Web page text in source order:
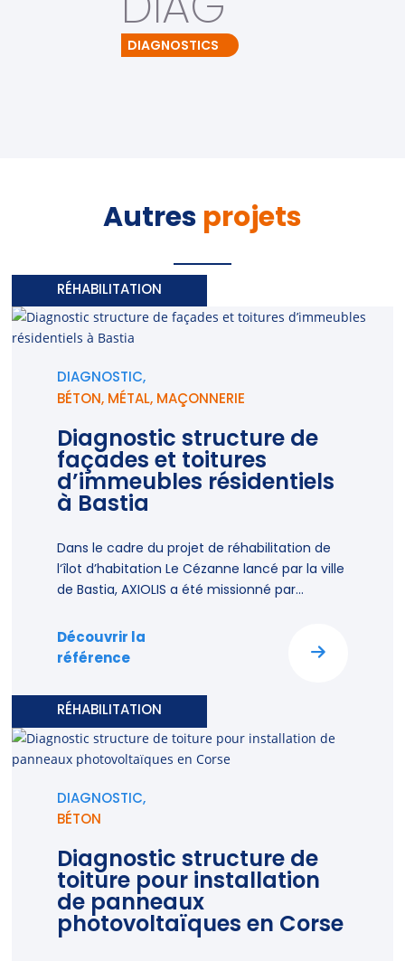
DIAG
DIAGNOSTICS
Autres projets
RÉHABILITATION
DIAGNOSTIC,
BÉTON, MÉTAL, MAÇONNERIE
Diagnostic structure de
façades et toitures
d’immeubles résidentiels
à Bastia
Dans le cadre du projet de réhabilitation de
l‘îlot d’habitation Le Cézanne lancé par la ville
de Bastia, AXIOLIS a été missionné par...
Découvrir la
référence
RÉHABILITATION
DIAGNOSTIC,
BÉTON
Diagnostic structure de
toiture pour installation
de panneaux
photovoltaïques en Corse